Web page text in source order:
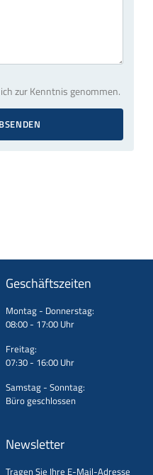
zur Kenntnis genommen.
Geschäftszeiten
Montag - Donnerstag:
08:00 - 17:00 Uhr
Freitag:
07:30 - 16:00 Uhr
Samstag - Sonntag:
Büro geschlossen
Newsletter
Tragen Sie Ihre E-Mail-Adresse